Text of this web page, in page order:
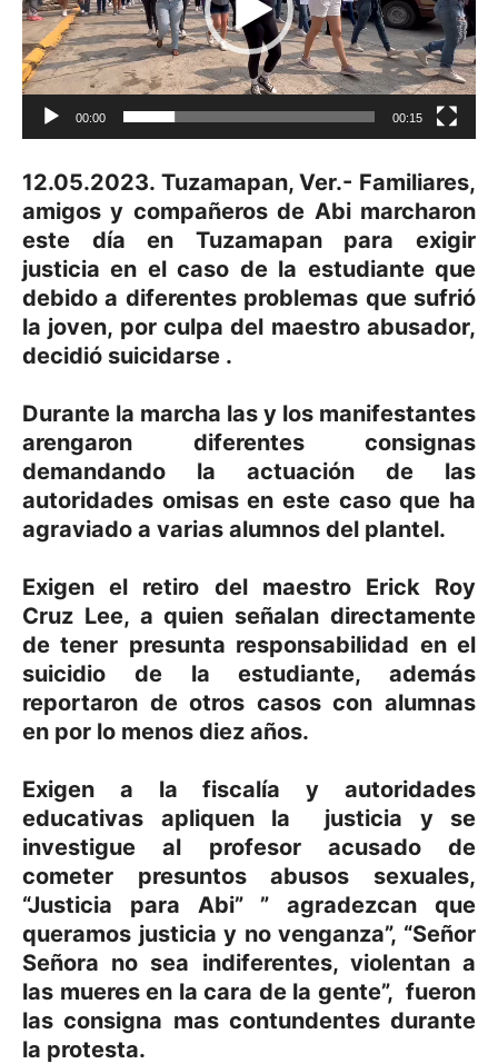
00:00 00:15
12.05.2023. Tuzamapan, Ver.- Familiares,
amigos y compañeros de Abi marcharon
este día en Tuzamapan para exigir
justicia en el caso de la estudiante que
debido a diferentes problemas que sufrió
la joven, por culpa del maestro abusador,
decidió suicidarse .
Durante la marcha las y los manifestantes
arengaron diferentes consignas
demandando la actuación de las
autoridades omisas en este caso que ha
agraviado a varias alumnos del plantel.
Exigen el retiro del maestro Erick Roy
Cruz Lee, a quien señalan directamente
de tener presunta responsabilidad en el
suicidio de la estudiante, además
reportaron de otros casos con alumnas
en por lo menos diez años.
Exigen a la fiscalía y autoridades
educativas apliquen la justicia y se
investigue al profesor acusado de
cometer presuntos abusos sexuales,
“Justicia para Abi” ” agradezcan que
queramos justicia y no venganza”, “Señor
Señora no sea indiferentes, violentan a
las mueres en la cara de la gente”, fueron
las consigna mas contundentes durante
la protesta.